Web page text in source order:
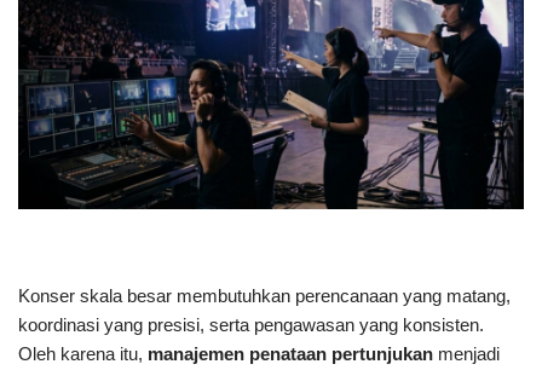
Konser skala besar membutuhkan perencanaan yang matang,
koordinasi yang presisi, serta pengawasan yang konsisten.
Oleh karena itu, manajemen penataan pertunjukan menjadi